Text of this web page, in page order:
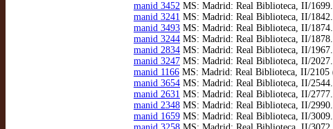
manid 3452 MS: Madrid: Real Biblioteca, II/
manid 3241 MS: Madrid: Real Biblioteca, II/1842.
manid 3493 MS: Madrid: Real Biblioteca, II/
manid 3244 MS: Madrid: Real Biblioteca, II/1878.
manid 2834 MS: Madrid: Real Biblioteca, II/
manid 3247 MS: Madrid: Real Biblioteca, II/
manid 1166 MS: Madrid: Real Biblioteca, II/2105
manid 3654 MS: Madrid: Real Biblioteca, II/
manid 2631 MS: Madrid: Real Biblioteca, II/
manid 2348 MS: Madrid: Real Biblioteca, II/
manid 1659 MS: Madrid: Real Biblioteca, II/3009.